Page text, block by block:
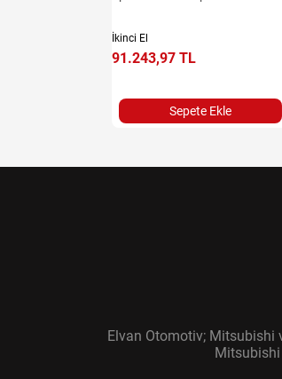
İkinci El
91.243,97 TL
Sepete Ekle
Elvan Otomotiv; Mitsubishi
Mitsubishi